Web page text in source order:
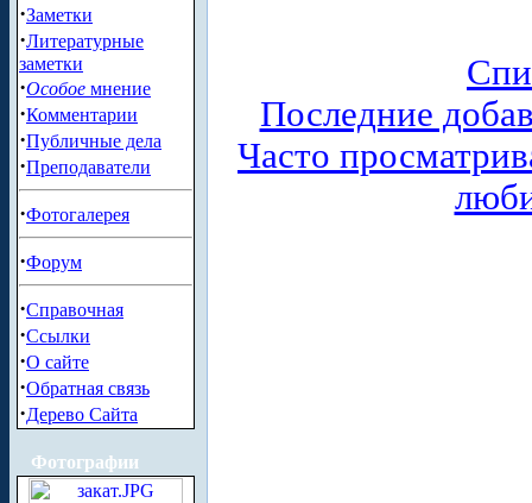
·Заметки
·Литературные
заметки
·Особое мнение
·Комментарии
·Публичные дела
·Преподаватели
·Фотогалерея
·Форум
·Справочная
·Ссылки
·О сайте
·Обратная связь
·Дерево Сайта
Фотографии
Последние
Часто